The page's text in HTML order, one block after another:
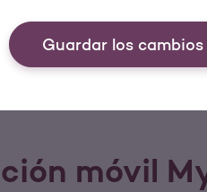
Guardar los cambios
móvil